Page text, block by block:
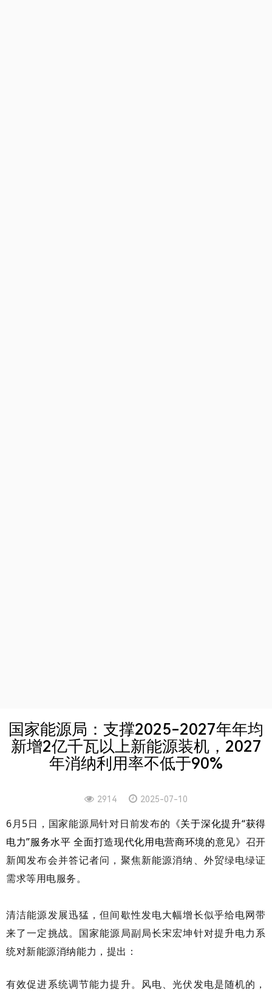
国家能源局：支撑2025-2027年年均
新增2亿千瓦以上新能源装机，2027
年消纳利用率不低于90%
2914 2025-07-10
6月5日，国家能源局针对日前发布的 《关于深化提升“获得
电力”服务水平 全面打造现代化用电营商环境的意见》 召开
新闻发布会并答记者问，聚焦新能源消纳、外贸绿电绿证
需求等用电服务。
清洁能源发展迅猛，但间歇性发电大幅增长似乎给电网带
来了一定挑战。 国家能源局副局长宋宏坤针对提升电力系
统对新能源消纳能力，提出：
有效促进系统调节能力提升。风电、光伏发电是随机的，